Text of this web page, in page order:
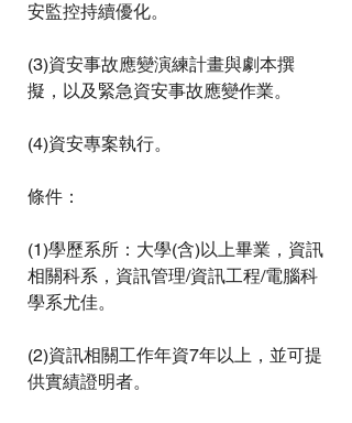
安監控持續優化。
(3)資安事故應變演練計畫與劇本撰
擬，以及緊急資安事故應變作業。
(4)資安專案執行。
條件：
(1)學歷系所：大學(含)以上畢業，資訊
相關科系，資訊管理/資訊工程/電腦科
學系尤佳。
(2)資訊相關工作年資7年以上，並可提
供實績證明者。